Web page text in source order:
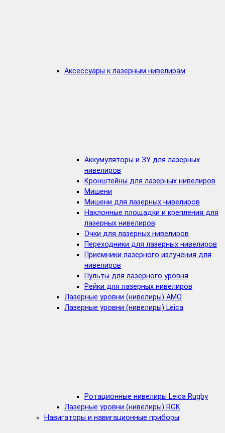
Аксессуары к лазерным нивелирам
Аккумуляторы и ЗУ для лазерных
нивелиров
Кронштейны для лазерных нивелиров
Мишени
Мишени для лазерных нивелиров
Наклонные площадки и крепления для
лазерных нивелиров
Очки для лазерных нивелиров
Переходники для лазерных нивелиров
Приемники лазерного излучения для
нивелиров
Пульты для лазерного уровня
Рейки для лазерных нивелиров
Лазерные уровни (нивелиры) AMO
Лазерные уровни (нивелиры) Leica
Ротационные нивелиры Leica Rugby
Лазерные уровни (нивелиры) RGK
Навигаторы и навигационные приборы